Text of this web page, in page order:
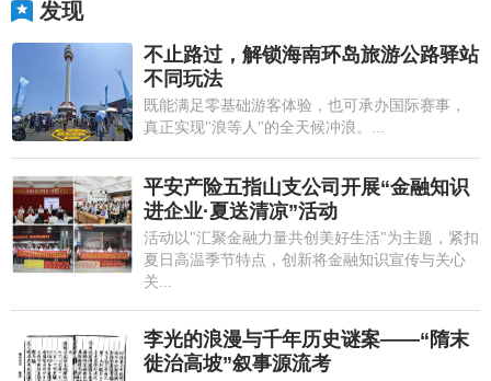
发现
不止路过，解锁海南环岛旅游公路驿站
不同玩法
既能满足零基础游客体验，也可承办国际赛事，
真正实现"浪等人"的全天候冲浪。...
平安产险五指山支公司开展“金融知识
进企业·夏送清凉”活动
活动以"汇聚金融力量共创美好生活"为主题，紧扣
夏日高温季节特点，创新将金融知识宣传与关心
关...
李光的浪漫与千年历史谜案——“隋末
徙治高坡”叙事源流考